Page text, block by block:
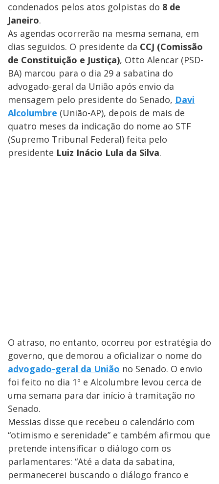
condenados pelos atos golpistas do 8 de
Janeiro.
As agendas ocorrerão na mesma semana, em
dias seguidos. O presidente da CCJ (Comissão
de Constituição e Justiça), Otto Alencar (PSD-
BA) marcou para o dia 29 a sabatina do
advogado-geral da União após envio da
mensagem pelo presidente do Senado, Davi
Alcolumbre (União-AP), depois de mais de
quatro meses da indicação do nome ao STF
(Supremo Tribunal Federal) feita pelo
presidente Luiz Inácio Lula da Silva.
O atraso, no entanto, ocorreu por estratégia do
governo, que demorou a oficializar o nome do
advogado-geral da União no Senado. O envio
foi feito no dia 1º e Alcolumbre levou cerca de
uma semana para dar início à tramitação no
Senado.
Messias disse que recebeu o calendário com
“otimismo e serenidade” e também afirmou que
pretende intensificar o diálogo com os
parlamentares: “Até a data da sabatina,
permanecerei buscando o diálogo franco e